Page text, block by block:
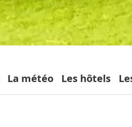
La météo Les hôtels